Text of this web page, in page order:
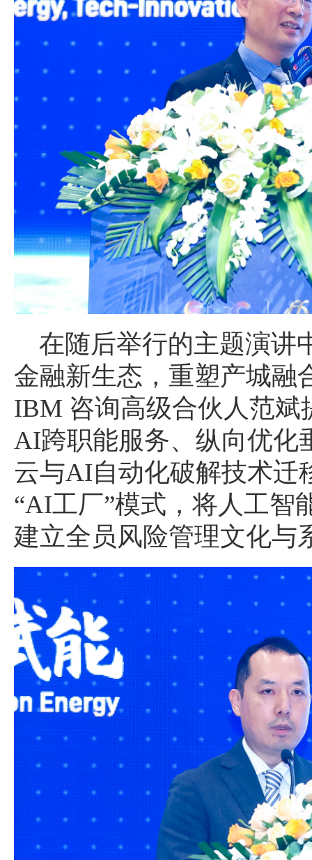
在随后举行的主题演讲
金融新生态，重塑产城融
IBM 咨询高级合伙人范斌
AI跨职能服务、纵向优化
云与AI自动化破解技术迁
“AI工厂”模式，将人工智
建立全员风险管理文化与